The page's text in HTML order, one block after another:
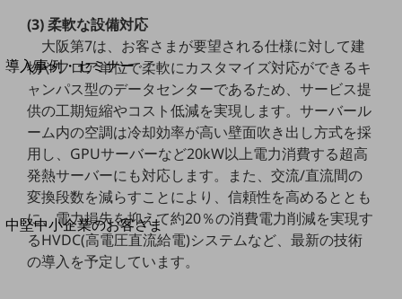
別ウィンドウで開きます
サービスをご利用中のお客さま
導入事例・セミナー
導入事例TOP
最新の導入事例や注目の導入事例をご紹介します
セミナー
開催・出展する各種セミナー、イベント情報をご紹介します
別ウィンドウで開きます
中堅中小企業のお客さま
NTTドコモビジネスウォッチ
ビジネスお役立ち情報
(3) 柔軟な設備対応
大阪第7は、お客さまが要望される仕様に対して建
物やフロア単位で柔軟にカスタマイズ対応ができるキ
ャンパス型のデータセンターであるため、サービス提
供の工期短縮やコスト低減を実現します。サーバール
ーム内の空調は冷却効率が高い壁面吹き出し方式を採
用し、GPUサーバーなど20kW以上電力消費する超高
発熱サーバーにも対応します。また、交流/直流間の
変換段数を減らすことにより、信頼性を高めるととも
に、電力損失を抑えて約20％の消費電力削減を実現す
るHVDC(高電圧直流給電)システムなど、最新の技術
の導入を予定しています。